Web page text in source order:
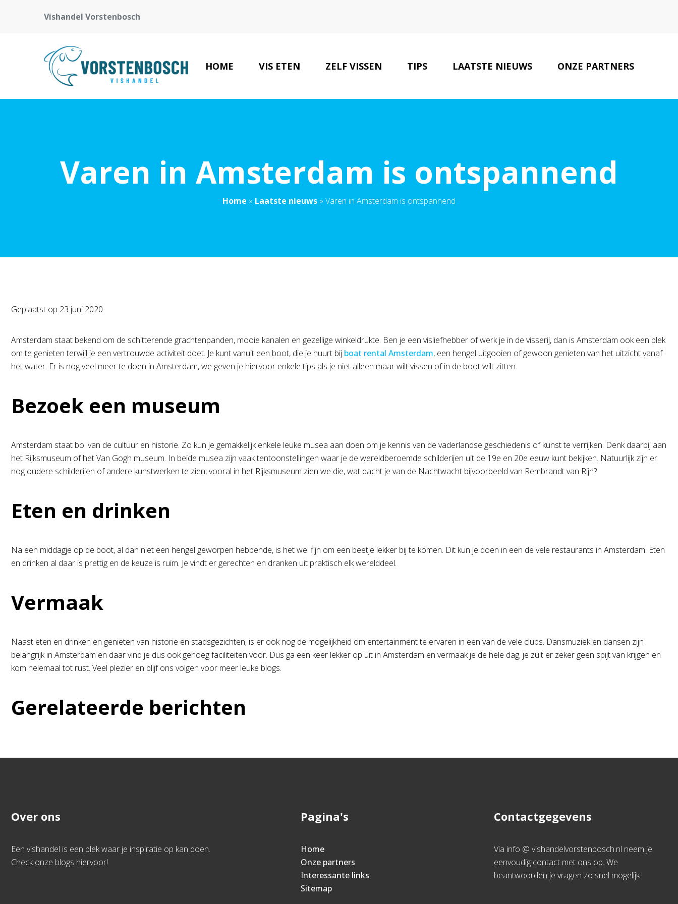
Vishandel Vorstenbosch
HOME VIS ETEN ZELF VISSEN TIPS LAATSTE NIEUWS ONZE PARTNERS
Varen in Amsterdam is ontspannend
Home » Laatste nieuws » Varen in Amsterdam is ontspannend
Geplaatst op 23 juni 2020
Amsterdam staat bekend om de schitterende grachtenpanden, mooie kanalen en gezellige winkeldrukte. Ben je een visliefhebber of werk je in de visserij, dan is Amsterdam ook een plek
om te genieten terwijl je een vertrouwde activiteit doet. Je kunt vanuit een boot, die je huurt bij boat rental Amsterdam, een hengel uitgooien of gewoon genieten van het uitzicht vanaf
het water. Er is nog veel meer te doen in Amsterdam, we geven je hiervoor enkele tips als je niet alleen maar wilt vissen of in de boot wilt zitten.
Bezoek een museum
Amsterdam staat bol van de cultuur en historie. Zo kun je gemakkelijk enkele leuke musea aan doen om je kennis van de vaderlandse geschiedenis of kunst te verrijken. Denk daarbij aan
het Rijksmuseum of het Van Gogh museum. In beide musea zijn vaak tentoonstellingen waar je de wereldberoemde schilderijen uit de 19e en 20e eeuw kunt bekijken. Natuurlijk zijn er
nog oudere schilderijen of andere kunstwerken te zien, vooral in het Rijksmuseum zien we die, wat dacht je van de Nachtwacht bijvoorbeeld van Rembrandt van Rijn?
Eten en drinken
Na een middagje op de boot, al dan niet een hengel geworpen hebbende, is het wel fijn om een beetje lekker bij te komen. Dit kun je doen in een de vele restaurants in Amsterdam. Eten
en drinken al daar is prettig en de keuze is ruim. Je vindt er gerechten en dranken uit praktisch elk werelddeel.
Vermaak
Naast eten en drinken en genieten van historie en stadsgezichten, is er ook nog de mogelijkheid om entertainment te ervaren in een van de vele clubs. Dansmuziek en dansen zijn
belangrijk in Amsterdam en daar vind je dus ook genoeg faciliteiten voor. Dus ga een keer lekker op uit in Amsterdam en vermaak je de hele dag, je zult er zeker geen spijt van krijgen en
kom helemaal tot rust. Veel plezier en blijf ons volgen voor meer leuke blogs.
Gerelateerde berichten
Over ons
Een vishandel is een plek waar je inspiratie op kan doen.
Check onze blogs hiervoor!
Pagina's
Home
Onze partners
Interessante links
Sitemap
Contactgegevens
Via info @ vishandelvorstenbosch.nl neem je
eenvoudig contact met ons op. We
beantwoorden je vragen zo snel mogelijk.